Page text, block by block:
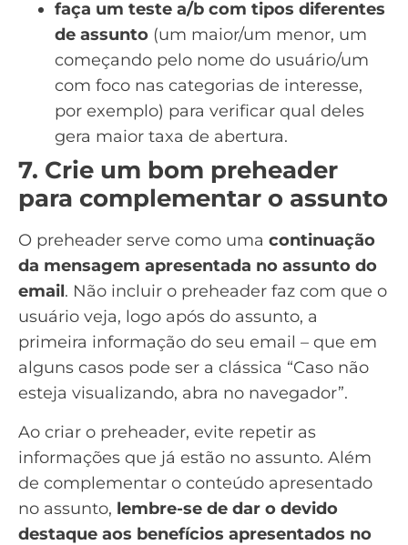
faça um teste a/b com tipos diferentes
de assunto (um maior/um menor, um
começando pelo nome do usuário/um
com foco nas categorias de interesse,
por exemplo) para verificar qual deles
gera maior taxa de abertura.
7. Crie um bom preheader
para complementar o assunto
O preheader serve como uma continuação
da mensagem apresentada no assunto do
email. Não incluir o preheader faz com que o
usuário veja, logo após do assunto, a
primeira informação do seu email – que em
alguns casos pode ser a clássica “Caso não
esteja visualizando, abra no navegador”.
Ao criar o preheader, evite repetir as
informações que já estão no assunto. Além
de complementar o conteúdo apresentado
no assunto, lembre-se de dar o devido
destaque aos benefícios apresentados no